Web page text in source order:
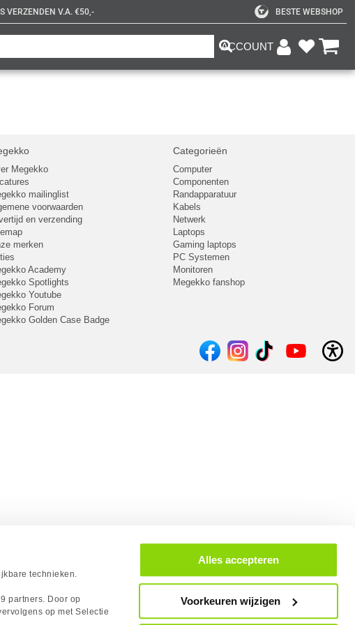
technieken.
partners. Door op
op met Selectie
Alles accepteren
Voorkeuren wijzigen
VERZENDEN V.A. €50,- BESTE WEBSHOP
ACCOUNT
Megekko
mailinglist
voorwaarden
en verzending
merken
Academy
Spotlights
Youtube
Forum
Golden Case Badge
Categorieën
Computer
Componenten
Randapparatuur
Kabels
Netwerk
Laptops
Gaming laptops
PC Systemen
Monitoren
Megekko fanshop